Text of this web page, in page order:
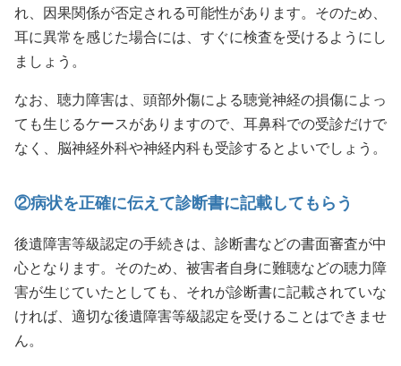
れ、因果関係が否定される可能性があります。そのため、
耳に異常を感じた場合には、すぐに検査を受けるようにし
ましょう。
なお、聴力障害は、頭部外傷による聴覚神経の損傷によっ
ても生じるケースがありますので、耳鼻科での受診だけで
なく、脳神経外科や神経内科も受診するとよいでしょう。
②病状を正確に伝えて診断書に記載してもらう
後遺障害等級認定の手続きは、診断書などの書面審査が中
心となります。そのため、被害者自身に難聴などの聴力障
害が生じていたとしても、それが診断書に記載されていな
ければ、適切な後遺障害等級認定を受けることはできませ
ん。